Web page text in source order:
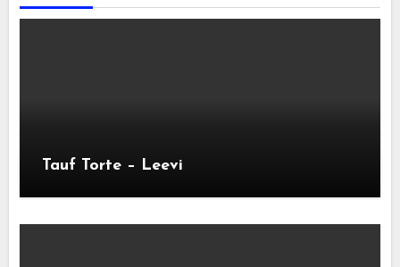
Tauf Torte – Leevi